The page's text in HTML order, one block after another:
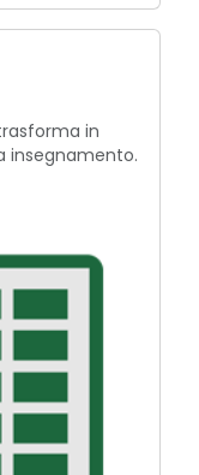
in
insegnamento.